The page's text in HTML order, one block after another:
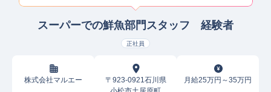
スーパーでの鮮魚部門スタッフ 経験者
正社員
株式会社マルエー
〒923-0921石川県
月給25万円～35万円